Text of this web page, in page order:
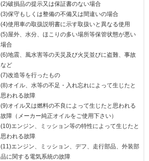
(2)破損品の提示又は保証書のない場合
(3)保守もしくは整備の不備又は間違いの場合
(4)使用車の取扱説明書に示す取扱いと異なる使用
(5)屋外、水分、ほこりの多い場所等保管状態が悪い
場合
(6)地震、風水害等の天災及び火災並びに盗難、事故
など
(7)改造等を行ったもの
(8)オイル、水等の不足・入れ忘れによって生じたと
思われる故障
(9)オイル又は燃料の不良によって生じたと思われる
故障（メーカー純正オイルをご使用下さい）
(10)エンジン、ミッション等の特性によって生じたと
思われる故障
(11)エンジン、ミッション、デフ、走行部品、外装部
品に関する電気系統の故障